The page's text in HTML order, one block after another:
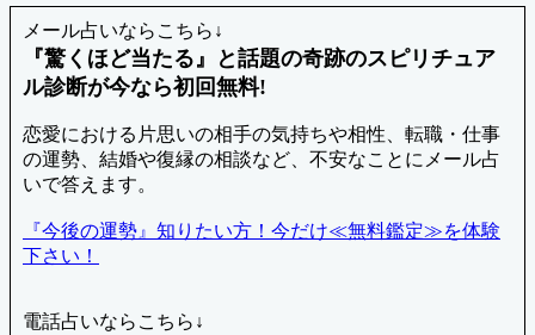
メール占いならこちら↓
『驚くほど当たる』と話題の奇跡のスピリチュア
ル診断が今なら初回無料!
恋愛における片思いの相手の気持ちや相性、転職・仕事
の運勢、結婚や復縁の相談など、不安なことにメール占
いで答えます。
『今後の運勢』知りたい方！今だけ≪無料鑑定≫を体験
下さい！
電話占いならこちら↓